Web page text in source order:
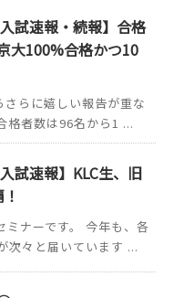
試速報・続報】合格
大100%合格かつ10
らに嬉しい報告が重な
格者数は96名から1 ...
試速報】KLC生、旧
ミナーです。 今年も、各
次々と届いています ...